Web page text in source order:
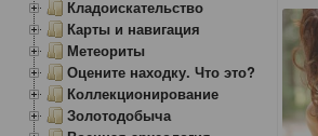
Кладоискательство
Карты и навигация
Метеориты
Оцените находку. Что это?
Коллекционирование
Золотодобыча